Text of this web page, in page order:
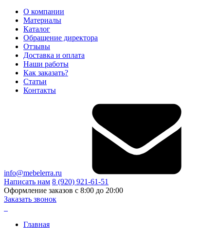
О компании
Материалы
Каталог
Обращение директора
Отзывы
Доставка и оплата
Наши работы
Как заказать?
Статьи
Контакты
info@mebelerra.ru
Написать нам 8 (920) 921-61-51
Оформление заказов с 8:00 до 20:00
Заказать звонок
Главная